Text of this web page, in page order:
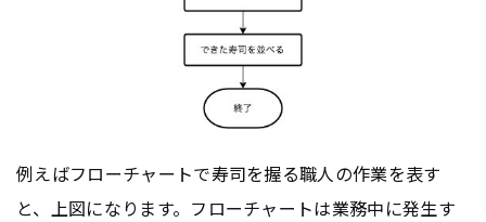
例えばフローチャートで寿司を握る職人の作業を表す
と、上図になります。フローチャートは業務中に発生す